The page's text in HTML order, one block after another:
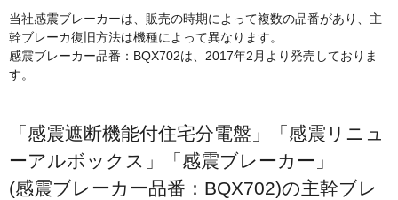
当社感震ブレーカーは、販売の時期によって複数の品番があり、主
幹ブレーカ復旧方法は機種によって異なります。
感震ブレーカー品番：BQX702は、2017年2月より発売しておりま
す。
「感震遮断機能付住宅分電盤」「感震リニュ
ーアルボックス」「感震ブレーカー」
(感震ブレーカー品番：BQX702)の主幹ブレ